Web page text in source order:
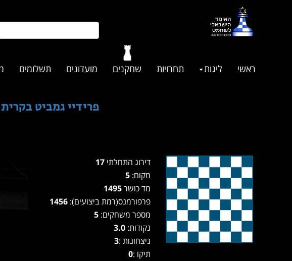
ראשי ליגות תחרויות שחקנים מועדונים תשלומים
פרידיי גמביט בקרית ים עד 1500 פרסים: גביע
דירוג התחלתי 17
מקום: 5
מד כושר1495
פרפורמנס(רמת ביצועים): 1456
מספר משחקים: 5
נקודות:3.0
ניצחונות :3
תיקו :0